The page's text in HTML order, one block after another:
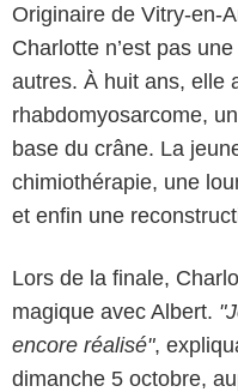
Originaire de Vitry-en-
Charlotte n’est pas
autres. À huit ans, elle
rhabdomyosarcome,
base du crâne. La
chimiothérapie, une
et enfin une
Lors de la finale,
magique avec Albert.
encore réalisé",
dimanche 5 octobre,